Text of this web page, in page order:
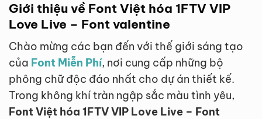
Giới thiệu về Font Việt hóa 1FTV VIP
Love Live – Font valentine
Chào mừng các bạn đến với thế giới sáng tạo
của Font Miễn Phí, nơi cung cấp những bộ
phông chữ độc đáo nhất cho dự án thiết kế.
Trong không khí tràn ngập sắc màu tình yêu,
Font Việt hóa 1FTV VIP Love Live – Font